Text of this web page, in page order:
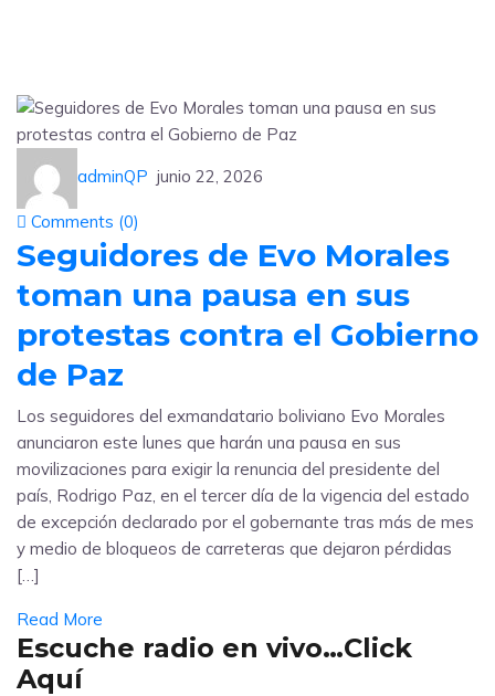
adminQP junio 22, 2026
Comments (0)
Seguidores de Evo Morales
toman una pausa en sus
protestas contra el Gobierno
de Paz
Los seguidores del exmandatario boliviano Evo Morales
anunciaron este lunes que harán una pausa en sus
movilizaciones para exigir la renuncia del presidente del
país, Rodrigo Paz, en el tercer día de la vigencia del estado
de excepción declarado por el gobernante tras más de mes
y medio de bloqueos de carreteras que dejaron pérdidas
[…]
Read More
Escuche radio en vivo…Click
Aquí